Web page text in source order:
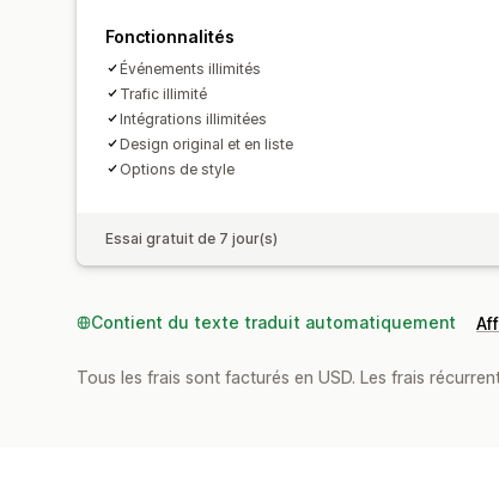
Fonctionnalités
Événements illimités
Trafic illimité
Intégrations illimitées
Design original et en liste
Options de style
Essai gratuit de 7 jour(s)
Contient du texte traduit automatiquement
Tous les frais sont facturés en USD. Les frais